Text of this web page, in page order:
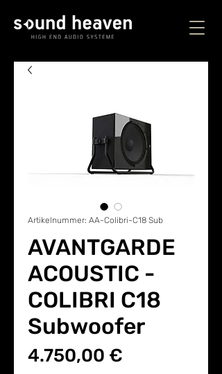
Artikelnummer: AA-Colibri-C18 Sub
AVANTGARDE
ACOUSTIC -
COLIBRI C18
Subwoofer
4.750,00 €